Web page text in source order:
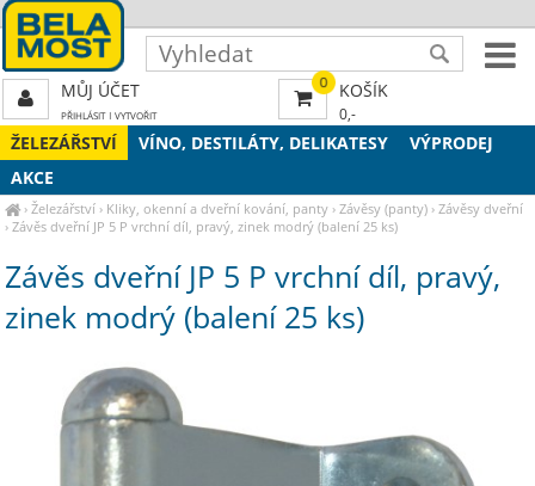
ŽELEZÁŘSTVÍ VÍNO, DESTILÁTY, DELIKATESY
VÝPRODEJ
AKCE
›Železářství › Kliky, okenní a dveřní kování, panty ›Závěsy (panty) ›Závěsy dveřní
›Závěs dveřní JP 5 P vrchní díl, pravý, zinek modrý (balení 25 ks)
Závěs dveřní JP 5 P vrchní díl, pravý,
zinek modrý (balení 25 ks)
0 KOŠÍK
0,-
MŮJ ÚČET
PŘIHLÁSIT| VYTVOŘIT